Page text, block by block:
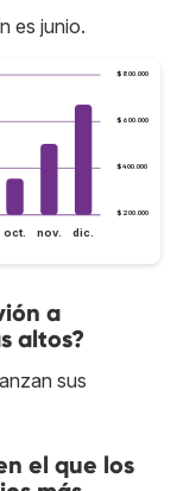
es junio.
$200.000
$400.000
$600.000
$800.000
oct. nov. dic.
a
altos?
sus
el que los